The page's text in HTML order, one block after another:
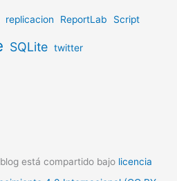
replicacion ReportLab Script
SQLite twitter
está compartido bajo licencia